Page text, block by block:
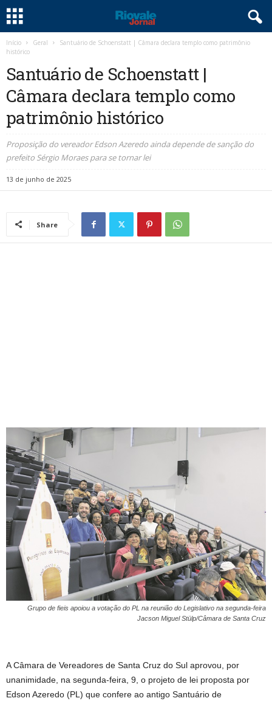
Início Geral
Santuário de Schoenstatt | Câmara declara templo como patrimônio
histórico
Santuário de Schoenstatt |
Câmara declara templo como
patrimônio histórico
Proposição do vereador Edson Azeredo ainda depende de sanção do
prefeito Sérgio Moraes para se tornar lei
13 de junho de 2025
Share
Grupo de fieis apoiou a votação do PL na reunião do Legislativo na segunda-feira
Jacson Miguel Stülp/Câmara de Santa Cruz
A Câmara de Vereadores de Santa Cruz do Sul aprovou, por
unanimidade, na segunda-feira, 9, o projeto de lei proposta por
Edson Azeredo (PL) que confere ao antigo Santuário de